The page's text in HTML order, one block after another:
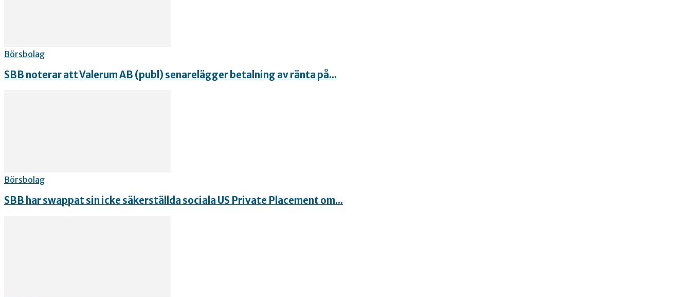
Börsbolag
SBB noterar att Valerum AB (publ) senarelägger betalning av ränta på...
Börsbolag
SBB har swappat sin icke säkerställda sociala US Private Placement om...